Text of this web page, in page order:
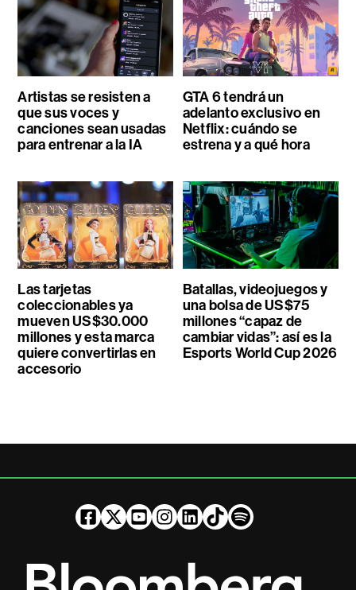
Artistas se resisten a
que sus voces y
canciones sean usadas
para entrenar a la IA
GTA 6 tendrá un
adelanto exclusivo en
Netflix: cuándo se
estrena y a qué hora
Las tarjetas
coleccionables ya
mueven US$30.000
millones y esta marca
quiere convertirlas en
accesorio
Batallas, videojuegos y
una bolsa de US$75
millones “capaz de
cambiar vidas”: así es la
Esports World Cup 2026